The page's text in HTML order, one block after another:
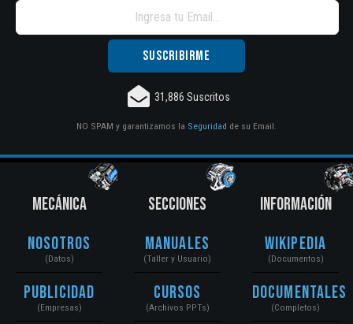
31,886 Suscritos
NO SPAM y garantizamos la Seguridad de su Email.
MECÁNICA
Nosotros
(Datos)
Publicidad
(Empresas)
SECCIONES
Manuales
(Taller y Usuario)
Cursos
(Archivos PPTs)
INFORMACIÓN
Wikipedia
(Documentos)
Documentales
(Completos)